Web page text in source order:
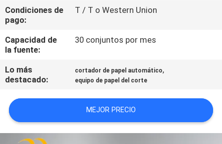
ÉNTRENOS
EN
CONTACTO
UNA
CITA
Condiciones de
pago:
T / T o Western Union
Capacidad de
la fuente:
30 conjuntos por mes
Lo más
destacado:
cortador de papel automático,
equipo de papel del corte
MEJOR PRECIO